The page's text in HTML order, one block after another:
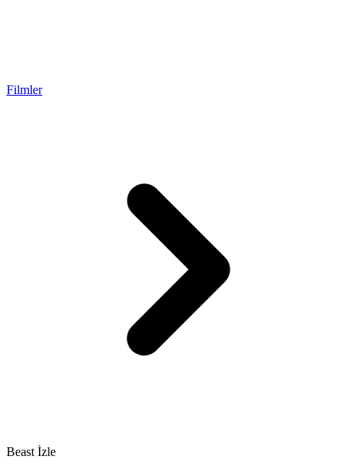
Filmler
Beast İzle